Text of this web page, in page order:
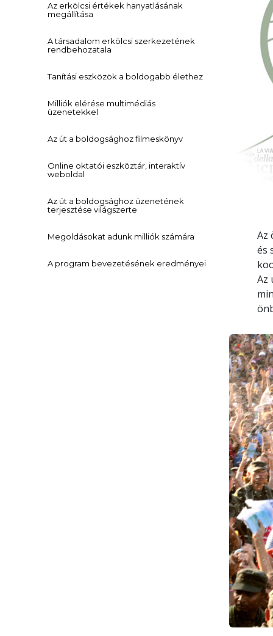
Az
és
Az
Az erkölcsi értékek hanyatlásának
megállítása
A társadalom erkölcsi szerkezetének
rendbehozatala
Tanítási eszközök a boldogabb élethez
Milliók elérése multimédiás
üzenetekkel
Az út a boldogsághoz filmeskönyv
Online oktatói eszköztár, interaktív
weboldal
Az út a boldogsághoz üzenetének
terjesztése világszerte
Megoldásokat adunk milliók számára
A program bevezetésének eredményei